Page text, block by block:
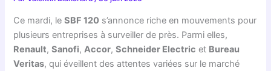
Ce mardi, leSBF 120 s’annonce riche en mouvements pour
plusieurs entreprises à surveiller de près. Parmi elles,
Renault,Sanofi,Accor,Schneider Electric et Bureau
Veritas, qui éveillent des attentes variées sur le marché